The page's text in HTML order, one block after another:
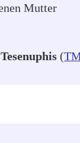
Mutter
(